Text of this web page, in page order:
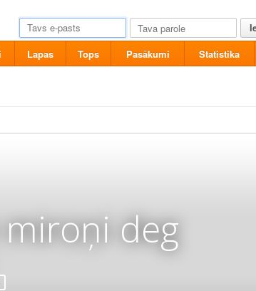
Lapas Tops Pasākumi Statistika
deg